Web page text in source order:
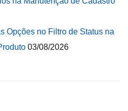
Opções no Filtro de Status na
03/08/2026